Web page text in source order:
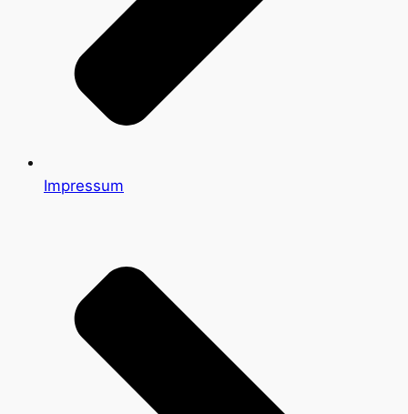
Impressum